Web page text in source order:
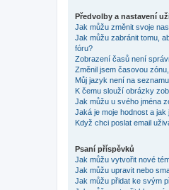
Předvolby a nastavení
Jak můžu změnit svoje
Jak můžu zabránit tomu,
fóru?
Zobrazení časů není
Změnil jsem časovou
Můj jazyk není na
K čemu slouží obrázky
Jak můžu u svého jména
Jaká je moje hodnost a jak
Když chci poslat email
Psaní příspěvků
Jak můžu vytvořit nové
Jak můžu upravit nebo
Jak můžu přidat ke svým